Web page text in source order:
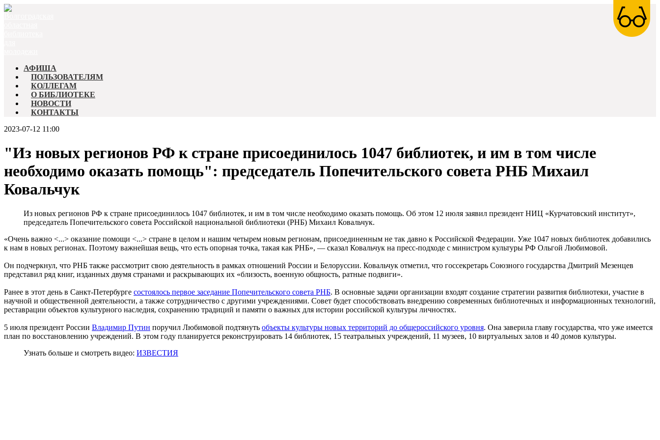
АФИША
ПОЛЬЗОВАТЕЛЯМ
КОЛЛЕГАМ
О БИБЛИОТЕКЕ
НОВОСТИ
КОНТАКТЫ
2023-07-12 11:00
"Из новых регионов РФ к стране присоединилось 1047 библиотек, и им в том числе
необходимо оказать помощь": председатель Попечительского совета РНБ Михаил
Ковальчук
Из новых регионов РФ к стране присоединилось 1047 библиотек, и им в том числе необходимо оказать помощь. Об этом 12 июля заявил президент НИЦ «Курчатовский институт»,
председатель Попечительского совета Российской национальной библиотеки (РНБ) Михаил Ковальчук.
«Очень важно <...> оказание помощи <...> стране в целом и нашим четырем новым регионам, присоединенным не так давно к Российской Федерации. Уже 1047 новых библиотек добавились
к нам в новых регионах. Поэтому важнейшая вещь, что есть опорная точка, такая как РНБ», — сказал Ковальчук на пресс-подходе с министром культуры РФ Ольгой Любимовой.
Он подчеркнул, что РНБ также рассмотрит свою деятельность в рамках отношений России и Белоруссии. Ковальчук отметил, что госсекретарь Союзного государства Дмитрий Мезенцев
представил ряд книг, изданных двумя странами и раскрывающих их «близость, военную общность, ратные подвиги».
Ранее в этот день в Санкт-Петербурге состоялось первое заседание Попечительского совета РНБ. В основные задачи организации входят создание стратегии развития библиотеки, участие в
научной и общественной деятельности, а также сотрудничество с другими учреждениями. Совет будет способствовать внедрению современных библиотечных и информационных технологий,
реставрации объектов культурного наследия, сохранению традиций и памяти о важных для истории российской культуры личностях.
5 июля президент России Владимир Путин поручил Любимовой подтянуть объекты культуры новых территорий до общероссийского уровня. Она заверила главу государства, что уже имеется
план по восстановлению учреждений. В этом году планируется реконструировать 14 библиотек, 15 театральных учреждений, 11 музеев, 10 виртуальных залов и 40 домов культуры.
Узнать больше и смотреть видео: ИЗВЕСТИЯ